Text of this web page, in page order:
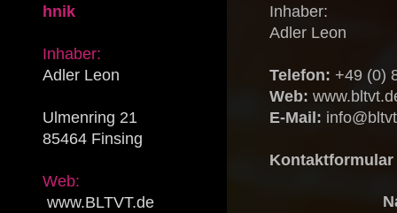
Inhaber:
Adler Leon
Telefon: +49 (0)
Web:
E-Mail:
Kontaktformular
hnik
Inhaber:
Adler Leon
Ulmenring 21
85464 Finsing
Web:
www.BLTVT.de